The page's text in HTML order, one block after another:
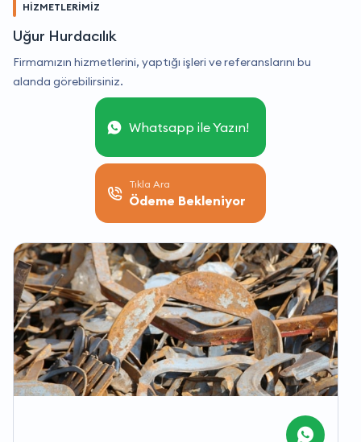
HİZMETLERİMİZ
Uğur Hurdacılık
Firmamızın hizmetlerini, yaptığı işleri ve referanslarını bu
alanda görebilirsiniz.
Whatsapp ile Yazın!
Tıkla Ara
Ödeme Bekleniyor